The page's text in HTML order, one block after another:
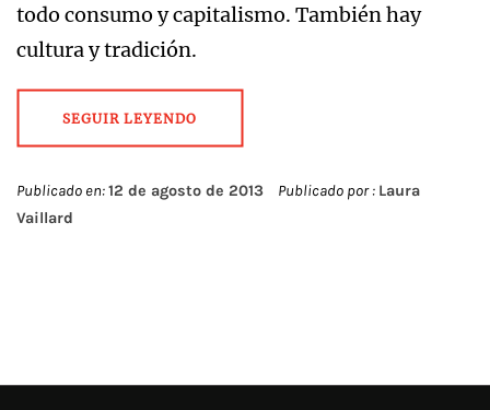
todo consumo y capitalismo. También hay
cultura y tradición.
SEGUIR LEYENDO
Publicado en:12 de agosto de 2013 Publicado por : Laura
Vaillard